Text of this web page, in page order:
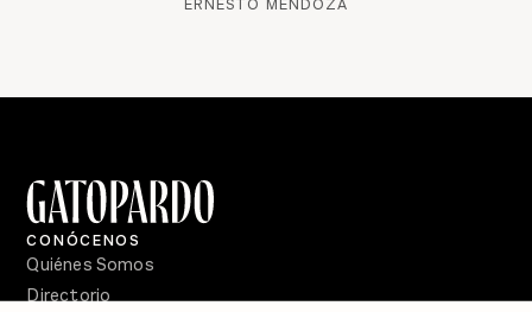
CONÓCENOS
Quiénes Somos
Directorio